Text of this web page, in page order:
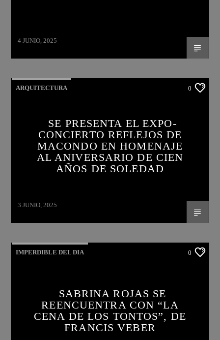
4 JUNIO, 2025
ARQUITECTURA 0
SE PRESENTA EL EXPO-
CONCIERTO REFLEJOS DE
MACONDO EN HOMENAJE
AL ANIVERSARIO DE CIEN
AÑOS DE SOLEDAD
3 JUNIO, 2025
IMPERDIBLE DEL DIA 0
SABRINA ROJAS SE
REENCUENTRA CON “LA
CENA DE LOS TONTOS”, DE
FRANCIS VEBER